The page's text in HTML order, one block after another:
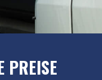
PREISE